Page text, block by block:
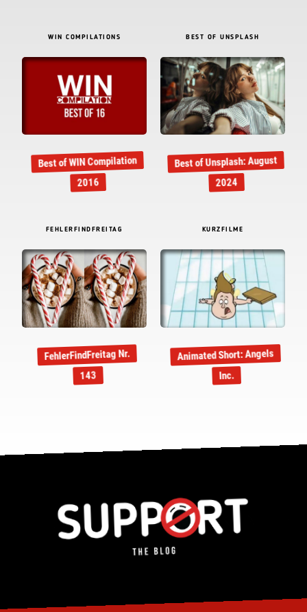
WIN COMPILATIONS
Best of WIN Compilation
2016
BEST OF UNSPLASH
Best of Unsplash: August
2024
FEHLERFINDFREITAG
FehlerFindFreitag Nr.
143
KURZFILME
Animated Short: Angels
Inc.